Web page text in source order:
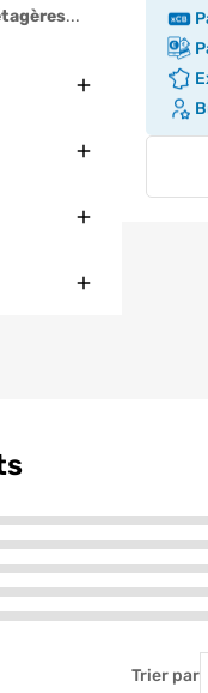
...
Fermer
Fermer
Fermer
Fermer
Trier par